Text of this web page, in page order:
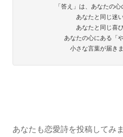
「答え」は、あなたの心
あなたと同じ迷
あなたと同じ喜
あなたの心にある「
小さな言葉が届き
あなたも恋愛詩を投稿してみ